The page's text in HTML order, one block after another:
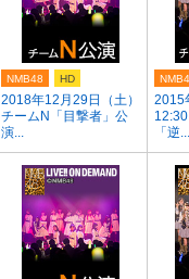
2018年12月29日（土）
チームN「目撃者」公
演...
NMB48 HD
2015
12:30
「逆...